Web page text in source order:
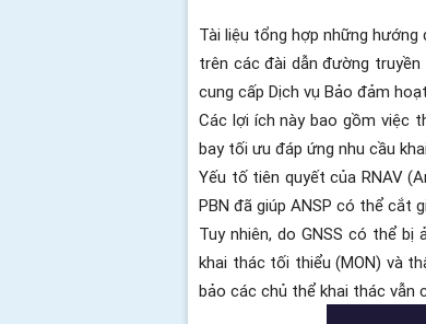
Tài liệu tổng hợp những
trên các đài dẫn đường
cung cấp Dịch vụ Bảo đảm
Các lợi ích này bao gồm việc
bay tối ưu đáp ứng nhu cầu
Yếu tố tiên quyết của RNAV
PBN đã giúp ANSP có thể cắt
Tuy nhiên, do GNSS có thể
khai thác tối thiểu (MON) và
bảo các chủ thể khai thác vẫn